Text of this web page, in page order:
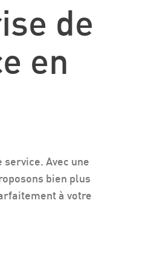
de
en
service. Avec une
bien plus
à votre